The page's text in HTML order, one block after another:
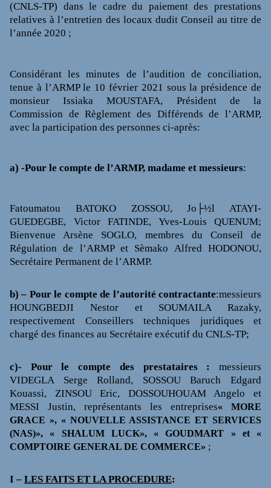
(CNLS-TP) dans le cadre du paiement des prestations
relatives à l’entretien des locaux dudit Conseil au titre de
l’année 2020 ;
Considérant les minutes de l’audition de conciliation,
tenue à l’ARMP le 10 février 2021 sous la présidence de
monsieur Issiaka MOUSTAFA, Président de la
Commission de Règlement des Différends de l’ARMP,
avec la participation des personnes ci-après:
a) -Pour le compte de l’ARMP, madame et messieurs:
Fatoumatou BATOKO ZOSSOU, Jo├½l ATAYI-
GUEDEGBE, Victor FATINDE, Yves-Louis QUENUM;
Bienvenue Arsène SOGLO, membres du Conseil de
Régulation de l’ARMP et Sèmako Alfred HODONOU,
Secrétaire Permanent de l’ARMP.
b) – Pour le compte de l’autorité contractante:messieurs
HOUNGBEDJI Nestor et SOUMAILA Razaky,
respectivement Conseillers techniques juridiques et
chargé des finances au Secrétaire exécutif du CNLS-TP;
c)- Pour le compte des prestataires :
messieurs
VIDEGLA Serge Rolland, SOSSOU Baruch Edgard
Kouassi, ZINSOU Eric, DOSSOUHOUAM Angelo et
MESSI Justin, représentants les entreprises« MORE
GRACE », « NOUVELLE ASSISTANCE ET SERVICES
(NAS)», « SHALUM LUCK», « GOUDMART » et «
COMPTOIRE GENERAL DE COMMERCE» ;
I – LES FAITS ET LA PROCEDURE: